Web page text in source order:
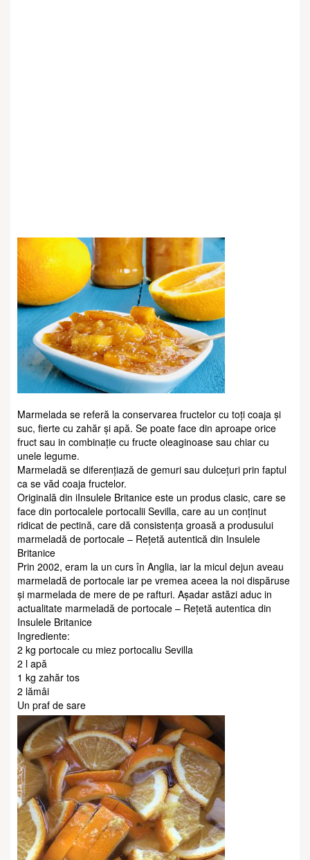
Marmelada se referă la conservarea fructelor cu toți coaja și
suc, fierte cu zahăr și apă. Se poate face din aproape orice
fruct sau in combinație cu fructe oleaginoase sau chiar cu
unele legume.
Marmeladă se diferențiază de gemuri sau dulcețuri prin faptul
ca se văd coaja fructelor.
Originală din iInsulele Britanice este un produs clasic, care se
face din portocalele portocalii Sevilla, care au un conținut
ridicat de pectină, care dă consistența groasă a produsului
marmeladă de portocale – Rețetă autentică din Insulele
Britanice
Prin 2002, eram la un curs în Anglia, iar la micul dejun aveau
marmeladă de portocale iar pe vremea aceea la noi dispăruse
și marmelada de mere de pe rafturi. Așadar astăzi aduc in
actualitate marmeladă de portocale – Rețetă autentica din
Insulele Britanice
Ingrediente:
2 kg portocale cu miez portocaliu Sevilla
2 l apă
1 kg zahăr tos
2 lămâi
Un praf de sare